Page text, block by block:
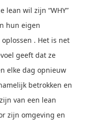
lean wil zijn “WHY”
hun eigen
. Het is net
geeft dat ze
elke dag opnieuw
betrokken en
van een lean
zijn omgeving en